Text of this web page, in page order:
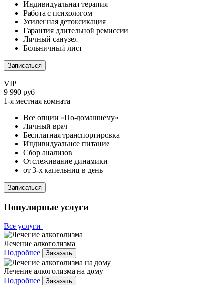
Индивидуальная терапия
Работа с психологом
Усиленная детоксикация
Гарантия длительной ремиссии
Личный санузел
Больничный лист
Записаться
VIP
9 990 руб
1-я местная комната
Все опции «По-домашнему»
Личный врач
Бесплатная транспортировка
Индивидуальное питание
Сбор анализов
Отслеживание динамики
от 3-х капельниц в день
Записаться
Популярные услуги
Все услуги
Лечение алкоголизма
Подробнее
Заказать
Лечение алкоголизма на дому
Подробнее
Заказать